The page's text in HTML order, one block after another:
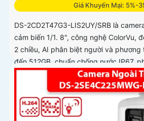
Giá Khuyến Mại: 5%-
DS-2CD2T47G3-LIS2UY/SRB là
cảm biến 1/1. 8", công nghệ ColorVu,
2 chiều, AI phân biệt người và phương
đến 512GB, chuẩn chống nước IP67,